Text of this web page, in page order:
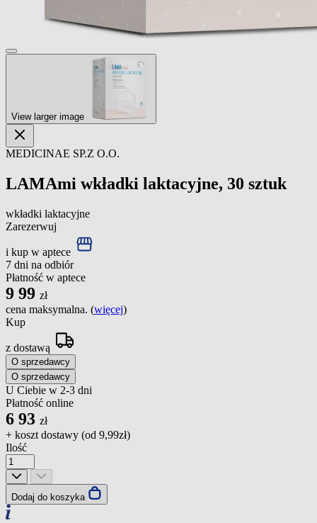
View larger image
MEDICINAE SP.Z O.O.
LAMAmi wkładki laktacyjne, 30 sztuk
wkładki laktacyjne
Zarezerwuj
i kup w aptece
7 dni na odbiór
Płatność w aptece
9 99 zł
cena maksymalna. (więcej)
Kup
z dostawą
O sprzedawcy
O sprzedawcy
U Ciebie w 2-3 dni
Płatność online
6 93 zł
+ koszt dostawy (od 9,99zł)
Ilość
Dodaj do koszyka